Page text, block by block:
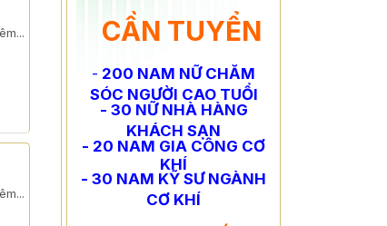
CẦN TUYỂN
- 200 NAM NỮ CHĂM
SÓC NGƯỜI CAO TUỔI
- 30 NỮ NHÀ HÀNG
KHÁCH SẠN
- 20 NAM GIA CÔNG CƠ
KHÍ
- 30 NAM KỸ SƯ NGÀNH
CƠ KHÍ